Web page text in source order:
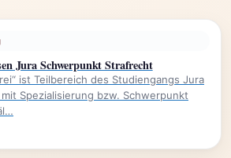
Jura Schwerpunkt Strafrecht
ist Teilbereich des Studiengangs Jura
Spezialisierung bzw. Schwerpunkt